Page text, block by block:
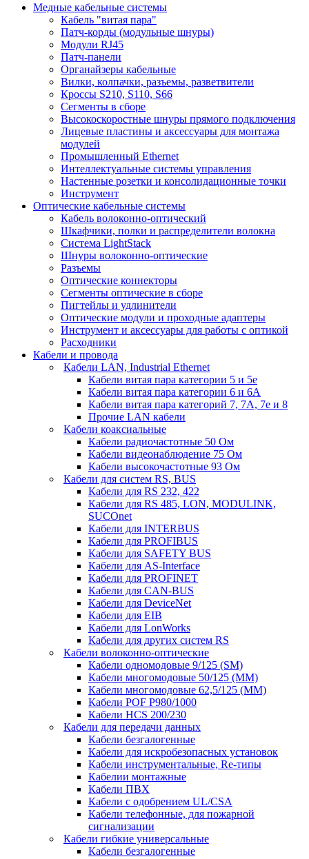
Медные кабельные системы
Кабель "витая пара"
Патч-корды (модульные шнуры)
Модули RJ45
Патч-панели
Органайзеры кабельные
Вилки, колпачки, разъемы, разветвители
Кроссы S210, S110, S66
Сегменты в сборе
Высокоскоростные шнуры прямого подключения
Лицевые пластины и аксессуары для монтажа
модулей
Промышленный Ethernet
Интеллектуальные системы управления
Настенные розетки и консолидационные точки
Инструмент
Оптические кабельные системы
Кабель волоконно-оптический
Шкафчики, полки и распределители волокна
Система LightStack
Шнуры волоконно-оптические
Разъемы
Оптические коннекторы
Сегменты оптические в сборе
Пигтейлы и удлинители
Оптические модули и проходные адаптеры
Инструмент и аксессуары для работы с оптикой
Расходники
Кабели и провода
Кабели LAN, Industrial Ethernet
Кабели витая пара категории 5 и 5е
Кабели витая пара категории 6 и 6A
Кабели витая пара категорий 7, 7А, 7е и 8
Прочие LAN кабели
Кабели коаксиальные
Кабели радиочастотные 50 Ом
Кабели видеонаблюдение 75 Ом
Кабели высокочастотные 93 Ом
Кабели для систем RS, BUS
Кабели для RS 232, 422
Кабели для RS 485, LON, MODULINK,
SUCOnet
Кабели для INTERBUS
Кабели для PROFIBUS
Кабели для SAFETY BUS
Кабели для AS-Interface
Кабели для PROFINET
Кабели для CAN-BUS
Кабели для DeviceNet
Кабели для EIB
Кабели для LonWorks
Кабели для других систем RS
Кабели волоконно-оптические
Кабели одномодовые 9/125 (SM)
Кабели многомодовые 50/125 (ММ)
Кабели многомодовые 62,5/125 (ММ)
Кабели POF P980/1000
Кабели HCS 200/230
Кабели для передачи данных
Кабели безгалогенные
Кабели для искробезопасных установок
Кабели инструментальные, Re-типы
Кабелии монтажные
Кабели ПВХ
Кабели с одобрением UL/CSA
Кабели телефонные, для пожарной
сигнализации
Кабели гибкие универсальные
Кабели безгалогенные